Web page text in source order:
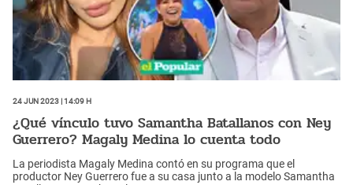
24 Jun 2023 | 14:09 h
¿Qué vínculo tuvo Samantha Batallanos con Ney
Guerrero? Magaly Medina lo cuenta todo
La periodista Magaly Medina contó en su programa que el
productor Ney Guerrero fue a su casa junto a la modelo Samantha